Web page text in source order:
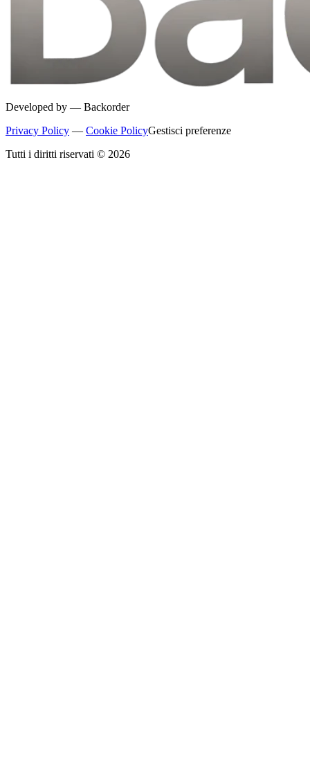
Developed by — Backorder
Privacy Policy — Cookie PolicyGestisci preferenze
Tutti i diritti riservati © 2026